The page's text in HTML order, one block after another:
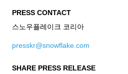
PRESS CONTACT
스노우플레이크 코리아
presskr@snowflake.com
SHARE PRESS RELEASE